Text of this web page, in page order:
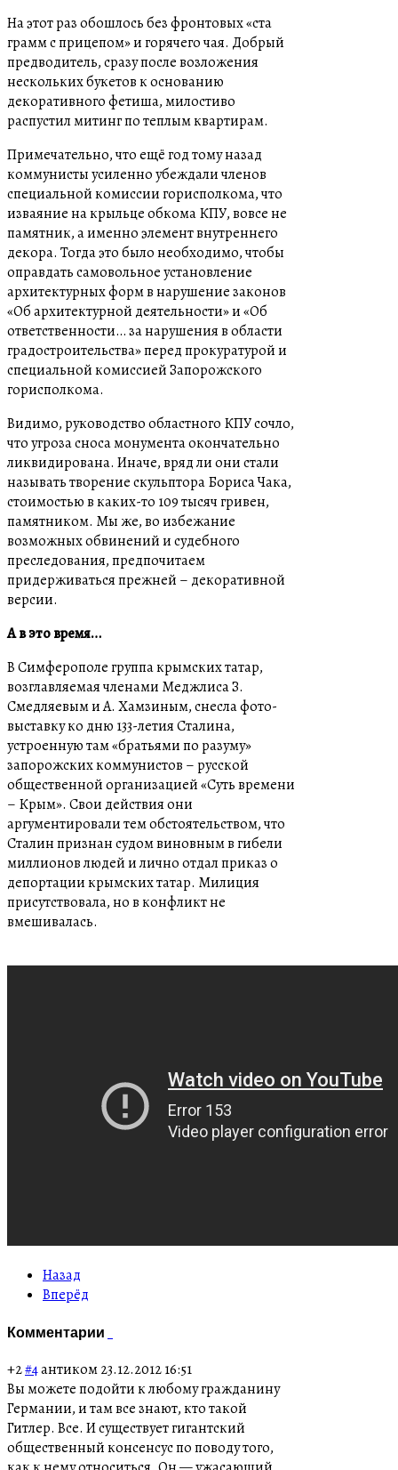
На этот раз обошлось без фронтовых «ста
грамм с прицепом» и горячего чая. Добрый
предводитель, сразу после возложения
нескольких букетов к основанию
декоративного фетиша, милостиво
распустил митинг по теплым квартирам.
Примечательно, что ещё год тому назад
коммунисты усиленно убеждали членов
специальной комиссии горисполкома, что
изваяние на крыльце обкома КПУ, вовсе не
памятник, а именно элемент внутреннего
декора. Тогда это было необходимо, чтобы
оправдать самовольное установление
архитектурных форм в нарушение законов
«Об архитектурной деятельности» и «Об
ответственности… за нарушения в области
градостроительства» перед прокуратурой и
специальной комиссией Запорожского
горисполкома.
Видимо, руководство областного КПУ сочло,
что угроза сноса монумента окончательно
ликвидирована. Иначе, вряд ли они стали
называть творение скульптора Бориса Чака,
стоимостью в каких-то 109 тысяч гривен,
памятником. Мы же, во избежание
возможных обвинений и судебного
преследования, предпочитаем
придерживаться прежней – декоративной
версии.
А в это время…
В Симферополе группа крымских татар,
возглавляемая членами Меджлиса З.
Смедляевым и А. Хамзиным, снесла фото-
выставку ко дню 133-летия Сталина,
устроенную там «братьями по разуму»
запорожских коммунистов – русской
общественной организацией «Суть времени
– Крым». Свои действия они
аргументировали тем обстоятельством, что
Сталин признан судом виновным в гибели
миллионов людей и лично отдал приказ о
депортации крымских татар. Милиция
присутствовала, но в конфликт не
вмешивалась.
Назад
Вперёд
Комментарии
+2#4антиком23.12.2012 16:51
Вы можете подойти к любому гражданину
Германии, и там все знают, кто такой
Гитлер. Все. И существует гигантский
общественный консенсус по поводу того,